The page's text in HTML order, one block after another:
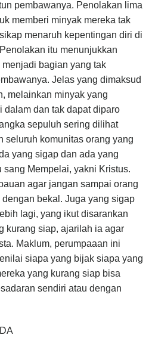
pembawanya. Penolakan lima
memberi minyak mereka tak
menaruh kepentingan diri di
itu menunjukkan
bagian yang tak
Jelas yang dimaksud
melainkan minyak yang
dalam dan tak dapat diparo
sepuluh sering dilihat
seluruh komunitas orang yang
yang sigap dan ada yang
sang Mempelai, yakni Kristus.
agar jangan sampai orang
bekal. Juga yang sigap
lagi, yang ikut disarankan
kurang siap, ajarilah ia agar
Maklum, perumpaaan ini
siapa yang bijak siapa yang
yang kurang siap bisa
sendiri atau dengan